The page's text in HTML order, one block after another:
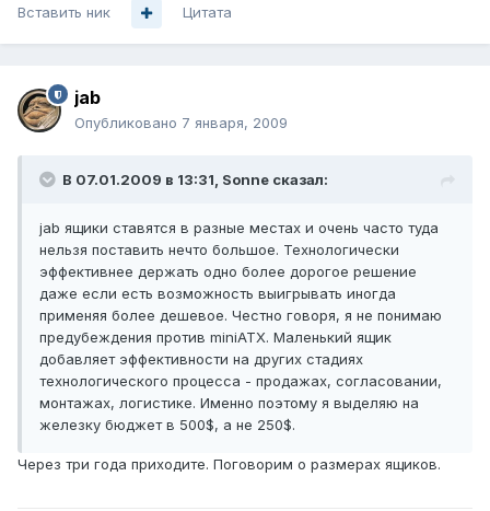
Вставить ник Цитата
jab
Опубликовано 7 января, 2009
В 07.01.2009 в 13:31, Sonne сказал:
jab ящики ставятся в разные местах и очень часто туда
нельзя поставить нечто большое. Технологически
эффективнее держать одно более дорогое решение
даже если есть возможность выигрывать иногда
применяя более дешевое. Честно говоря, я не понимаю
предубеждения против miniATX. Маленький ящик
добавляет эффективности на других стадиях
технологического процесса - продажах, согласовании,
монтажах, логистике. Именно поэтому я выделяю на
железку бюджет в 500$, а не 250$.
Через три года приходите. Поговорим о размерах ящиков.